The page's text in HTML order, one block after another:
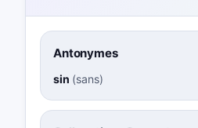
Antonymes
sin (sans)